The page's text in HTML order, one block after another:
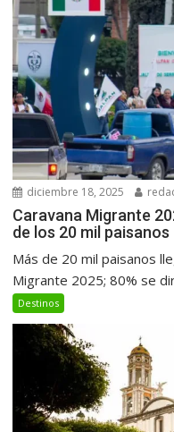
diciembre 18, 2025
Caravana Migrante
de los 20 mil paisanos
Más de 20 mil paisanos
Migrante 2025; 80% se
Destinos